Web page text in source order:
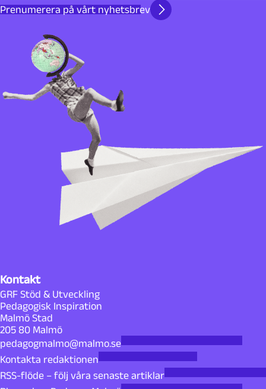
Prenumerera på vårt nyhetsbrev
Kontakt
GRF Stöd & Utveckling
Pedagogisk Inspiration
Malmö Stad
205 80 Malmö
pedagogmalmo@malmo.se
Kontakta redaktionen
RSS-flöde – följ våra senaste artiklar